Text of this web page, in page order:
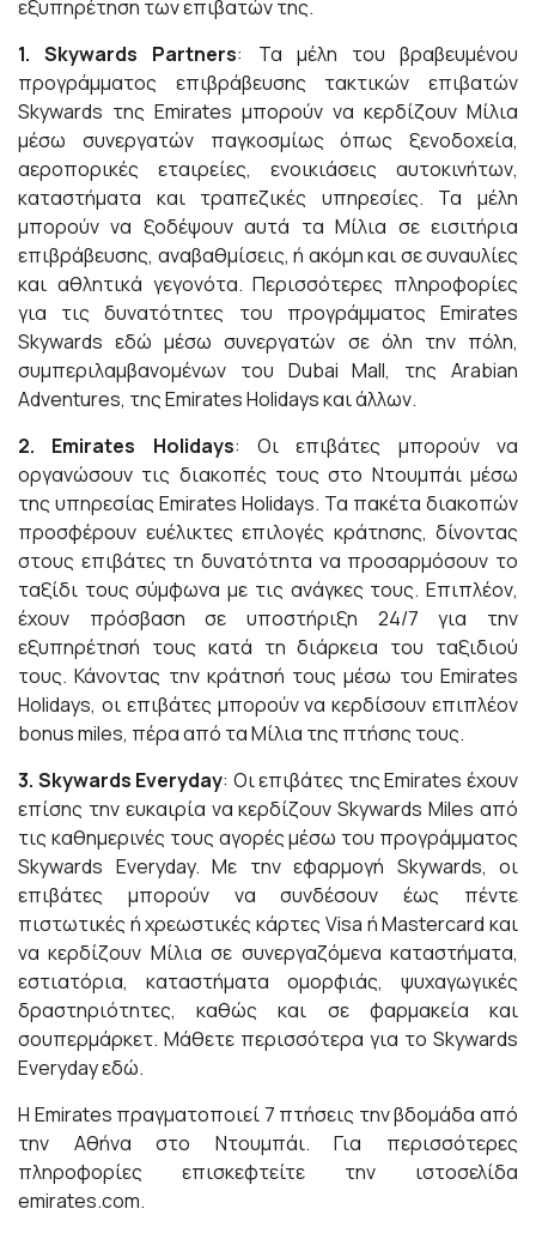
εξυπηρέτηση των επιβατών της.
1. Skywards
Partners: Τα μέλη του βραβευμένου
προγράμματος επιβράβευσης τακτικών επιβατών
Skywards της Emirates μπορούν να κερδίζουν Μίλια
μέσω συνεργατών παγκοσμίως όπως ξενοδοχεία,
αεροπορικές εταιρείες, ενοικιάσεις αυτοκινήτων,
καταστήματα και τραπεζικές υπηρεσίες. Τα μέλη
μπορούν να ξοδέψουν αυτά τα Μίλια σε εισιτήρια
επιβράβευσης, αναβαθμίσεις, ή ακόμη και σε συναυλίες
και αθλητικά γεγονότα. Περισσότερες πληροφορίες
για τις δυνατότητες του προγράμματος Emirates
Skywardsεδώ μέσω συνεργατών σε όλη την πόλη,
συμπεριλαμβανομένων του Dubai Mall, της Arabian
Adventures, της Emirates Holidays και άλλων.
2. Emirates
Holidays: Οι επιβάτες μπορούν να
οργανώσουν τις διακοπές τους στο Ντουμπάι μέσω
της υπηρεσίας Emirates Holidays. Τα πακέτα διακοπών
προσφέρουν ευέλικτες επιλογές κράτησης, δίνοντας
στους επιβάτες τη δυνατότητα να προσαρμόσουν το
ταξίδι τους σύμφωνα με τις ανάγκες τους. Επιπλέον,
έχουν πρόσβαση σε υποστήριξη 24/7 για την
εξυπηρέτησή τους κατά τη διάρκεια του ταξιδιού
τους. Κάνοντας την κράτησή τους μέσω του Emirates
Holidays, οι επιβάτες μπορούν να κερδίσουν επιπλέον
bonus miles, πέρα από τα Μίλια της πτήσης τους.
3. Skywards Everyday: Οι επιβάτες της Emirates έχουν
επίσης την ευκαιρία να κερδίζουν Skywards Miles από
τις καθημερινές τους αγορές μέσω του προγράμματος
Skywards Everyday. Με την εφαρμογή Skywards, οι
επιβάτες μπορούν να συνδέσουν έως πέντε
πιστωτικές ή χρεωστικές κάρτες Visa ή Mastercard και
να κερδίζουν Μίλια σε συνεργαζόμενα καταστήματα,
εστιατόρια, καταστήματα ομορφιάς, ψυχαγωγικές
δραστηριότητες, καθώς και σε φαρμακεία και
σουπερμάρκετ. Μάθετε περισσότερα για το Skywards
Everydayεδώ.
Η Emirates πραγματοποιεί 7 πτήσεις την βδομάδα από
την Αθήνα στο Ντουμπάι. Για περισσότερες
πληροφορίες επισκεφτείτε την ιστοσελίδα
emirates.com.